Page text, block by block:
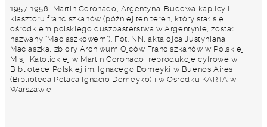
1957-1958, Martin Coronado, Argentyna. Budowa kaplicy i
klasztoru franciszkanów (później ten teren, który stał się
ośrodkiem polskiego duszpasterstwa w Argentynie, został
nazwany "Maciaszkowem"). Fot. NN, akta ojca Justyniana
Maciaszka, zbiory Archiwum Ojców Franciszkanów w Polskiej
Misji Katolickiej w Martin Coronado, reprodukcje cyfrowe w
Bibliotece Polskiej im. Ignacego Domeyki w Buenos Aires
(Biblioteca Polaca Ignacio Domeyko) i w Ośrodku KARTA w
Warszawie